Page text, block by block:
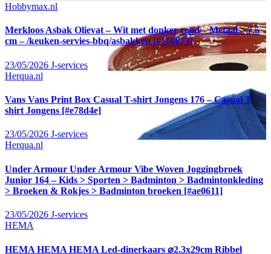
Hobbymax.nl
Merkloos Asbak Olievat – Wit met donker rood – Metaal – 7,5
cm – /keuken-servies-bbq/asbakken [#100873]
23/05/2026 J-services
Herqua.nl
Vans Vans Print Box Casual T-shirt Jongens 176 – Casual T-
shirt Jongens [#e78d4e]
23/05/2026 J-services
Herqua.nl
Under Armour Under Armour Vibe Woven Joggingbroek
Junior 164 – Kids > Sporten > Badminton > Badmintonkleding
> Broeken & Rokjes > Badminton broeken [#ae0611]
23/05/2026 J-services
HEMA
HEMA HEMA HEMA Led-dinerkaars ⌀2.3x29cm Ribbel